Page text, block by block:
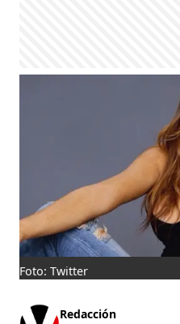
Foto: Twitter
Redacción